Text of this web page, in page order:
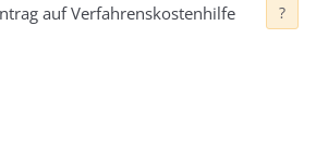
auf Verfahrenskostenhilfe
?